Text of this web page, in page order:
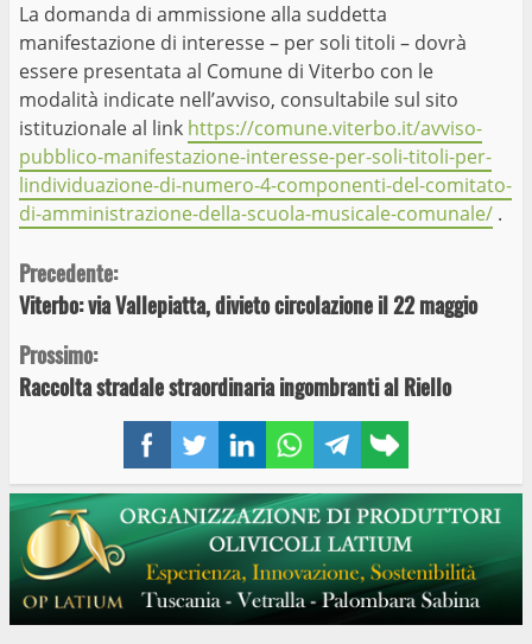
FacebookTwitterLinkedInWhatsAppTelegram
link
La domanda di ammissione alla suddetta
manifestazione di interesse – per soli titoli – dovrà
essere presentata al Comune di Viterbo con le
modalità indicate nell’avviso, consultabile sul sito
istituzionale al link https://comune.viterbo.it/avviso-
pubblico-manifestazione-interesse-per-soli-titoli-per-
lindividuazione-di-numero-4-componenti-del-comitato-
di-amministrazione-della-scuola-musicale-comunale/ .
Continue
Reading
Precedente:
Viterbo: via Vallepiatta, divieto circolazione il 22 maggio
Prossimo:
Raccolta stradale straordinaria ingombranti al Riello